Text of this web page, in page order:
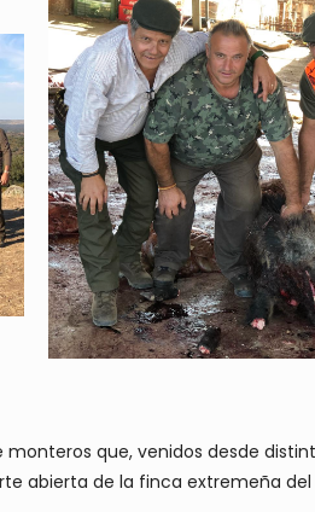
monteros que, venidos desde
abierta de la finca extremeña del